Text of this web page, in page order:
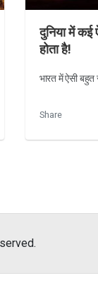
दुनिया में
होता है!
भारत में ऐसी बहुत
Share